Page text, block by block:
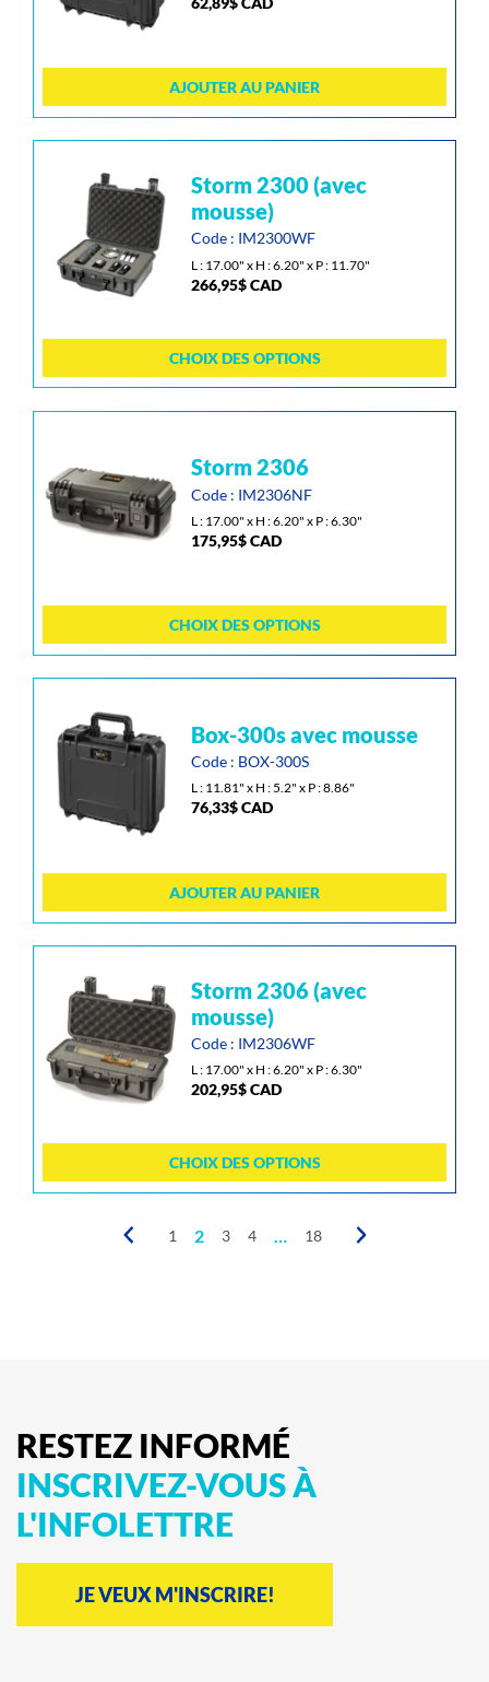
AJOUTER AU PANIER
storm 2300 (avec
mousse)
Code : IM2300WF
L : 17.00" x H : 6.20" x P : 11.70"
266,95$CAD
CHOIX DES OPTIONS
produit
plusieurs
variations.
peuvent
choisies
sur
page
du
produit
storm 2306
Code : IM2306NF
L : 17.00" x H : 6.20" x P : 6.30"
175,95$CAD
CHOIX DES OPTIONS
produit
a
plusieurs
variations.
choisies
page
du
produit
box-300s avec mousse
Code : BOX-300S
L : 11.81" x H : 5.2" x P : 8.86"
76,33$CAD
AJOUTER AU PANIER
storm 2306 (avec
mousse)
Code : IM2306WF
L : 17.00" x H : 6.20" x P : 6.30"
202,95$CAD
CHOIX DES OPTIONS
produit
plusieurs
variations.
peuvent
choisies
1 2 3 4 … 18
RESTEZ INFORMÉ
INSCRIVEZ-VOUSÀ
L'INFOLETTRE
JE VEUX M'INSCRIRE!